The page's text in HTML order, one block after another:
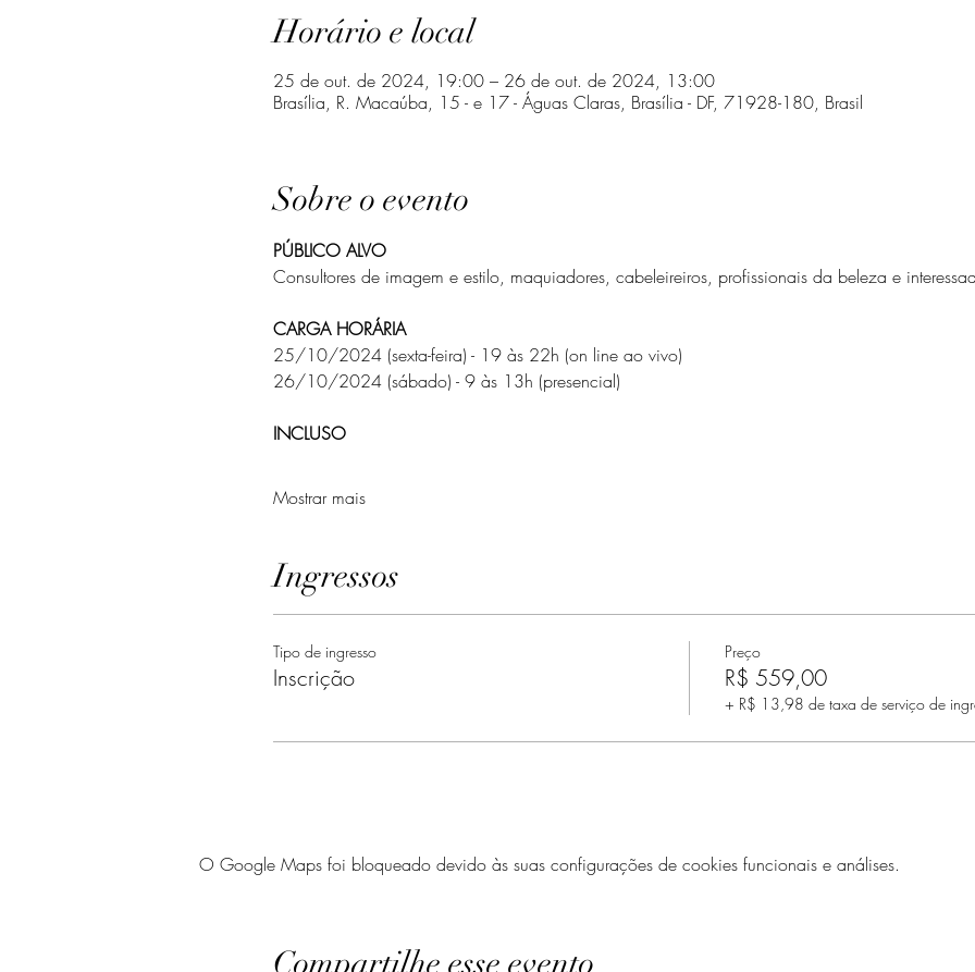
Horário e local
25 de out. de 2024, 19:00 – 26 de out. de 2024, 13:00
Brasília, R. Macaúba, 15 - e 17 - Águas Claras, Brasília - DF, 71928-180, Brasil
Sobre o evento
PÚBLICO ALVO
Consultores de imagem e estilo, maquiadores, cabeleireiros, profissionais da beleza e
CARGA HORÁRIA
25/10/2024 (sexta-feira) - 19 às 22h (on line ao vivo)
26/10/2024 (sábado) - 9 às 13h (presencial)
INCLUSO
Mostrar mais
Ingressos
Tipo de ingresso
Inscrição
Preço
R$ 559,00
+ R$ 13,98 de taxa de serviço de
O Google Maps foi bloqueado devido às suas configurações de cookies funcionais e análises.